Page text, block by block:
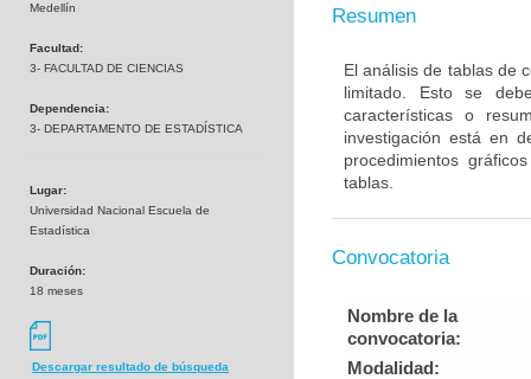
Medellín
Facultad:
3- FACULTAD DE CIENCIAS
Dependencia:
3- DEPARTAMENTO DE ESTADÍSTICA
Lugar:
Universidad Nacional Escuela de
Estadística
Duración:
18 meses
Descargar resultado de búsqueda
Resumen
El análisis de tablas de
limitado. Esto se
características o
investigación está en
procedimientos
tablas.
Convocatoria
Nombre de la
convocatoria:
Modalidad: